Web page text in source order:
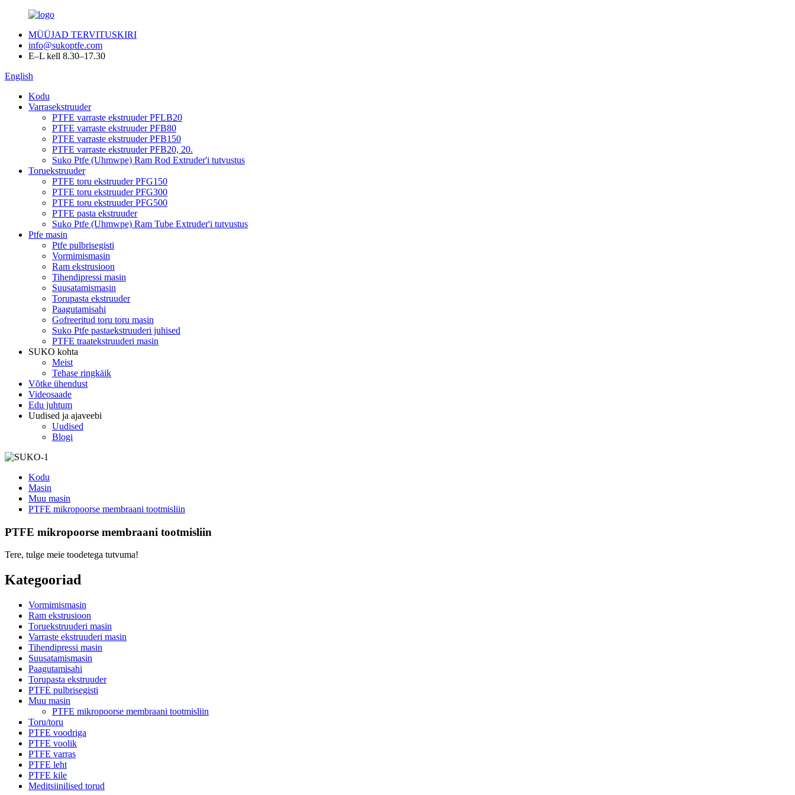
MÜÜJAD TERVITUSKIRI
info@sukoptfe.com
E–L kell 8.30–17.30
English
Kodu
Varrasekstruuder
PTFE varraste ekstruuder PFLB20
PTFE varraste ekstruuder PFB80
PTFE varraste ekstruuder PFB150
PTFE varraste ekstruuder PFB20, 20.
Suko Ptfe (Uhmwpe) Ram Rod Extruder'i tutvustus
Toruekstruuder
PTFE toru ekstruuder PFG150
PTFE toru ekstruuder PFG300
PTFE toru ekstruuder PFG500
PTFE pasta ekstruuder
Suko Ptfe (Uhmwpe) Ram Tube Extruder'i tutvustus
Ptfe masin
Ptfe pulbrisegisti
Vormimismasin
Ram ekstrusioon
Tihendipressi masin
Suusatamismasin
Torupasta ekstruuder
Paagutamisahi
Gofreeritud toru toru masin
Suko Ptfe pastaekstruuderi juhised
PTFE traatekstruuderi masin
SUKO kohta
Meist
Tehase ringkäik
Võtke ühendust
Videosaade
Edu juhtum
Uudised ja ajaveebi
Uudised
Blogi
Kodu
Masin
Muu masin
PTFE mikropoorse membraani tootmisliin
PTFE mikropoorse membraani tootmisliin
Tere, tulge meie toodetega tutvuma!
Kategooriad
Vormimismasin
Ram ekstrusioon
Toruekstruuderi masin
Varraste ekstruuderi masin
Tihendipressi masin
Suusatamismasin
Paagutamisahi
Torupasta ekstruuder
PTFE pulbrisegisti
Muu masin
PTFE mikropoorse membraani tootmisliin
Toru/toru
PTFE voodriga
PTFE voolik
PTFE varras
PTFE leht
PTFE kile
Meditsiinilised torud